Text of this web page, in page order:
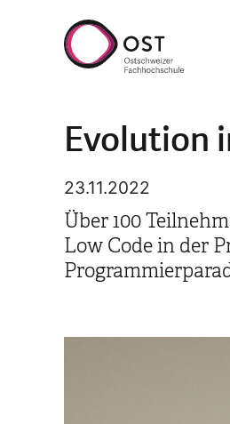
Evolution
23.11.2022
Über 100
Low Code in der